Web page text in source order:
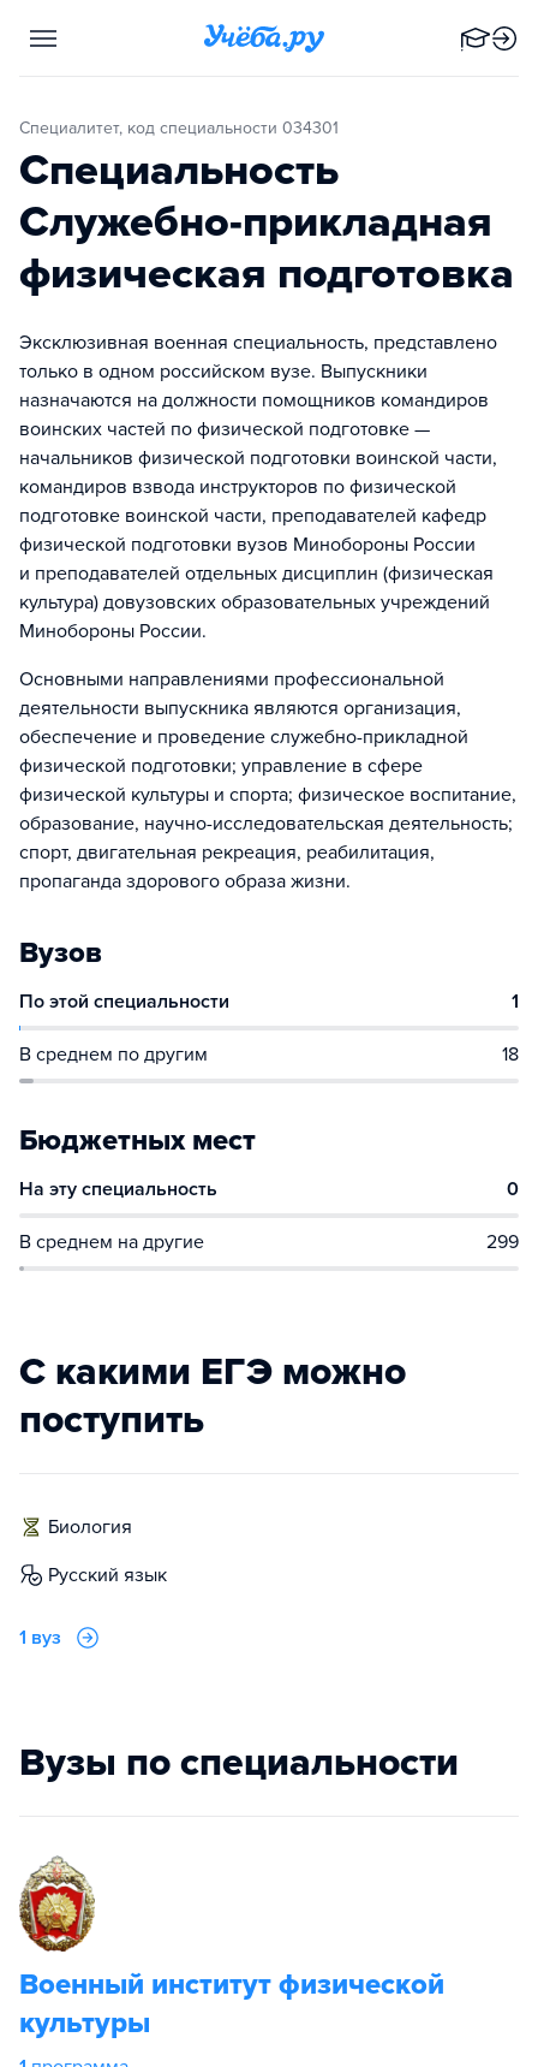
Специалитет, код специальности 034301
Специальность
Служебно-прикладная
физическая подготовка
Эксклюзивная военная специальность, представлено
только в одном российском вузе. Выпускники
назначаются на должности помощников командиров
воинских частей по физической подготовке —
начальников физической подготовки воинской части,
командиров взвода инструкторов по физической
подготовке воинской части, преподавателей кафедр
физической подготовки вузов Минобороны России
и преподавателей отдельных дисциплин (физическая
культура) довузовских образовательных учреждений
Минобороны России.
Основными направлениями профессиональной
деятельности выпускника являются организация,
обеспечение и проведение служебно-прикладной
физической подготовки; управление в сфере
физической культуры и спорта; физическое воспитание,
образование, научно-исследовательская деятельность;
спорт, двигательная рекреация, реабилитация,
пропаганда здорового образа жизни.
Вузов
По этой специальности 1
В среднем по другим 18
Бюджетных мест
На эту специальность 0
В среднем на другие 299
С какими ЕГЭ можно
поступить
биология
русский язык
1 вуз
Вузы по специальности
Военный институт физической
культуры